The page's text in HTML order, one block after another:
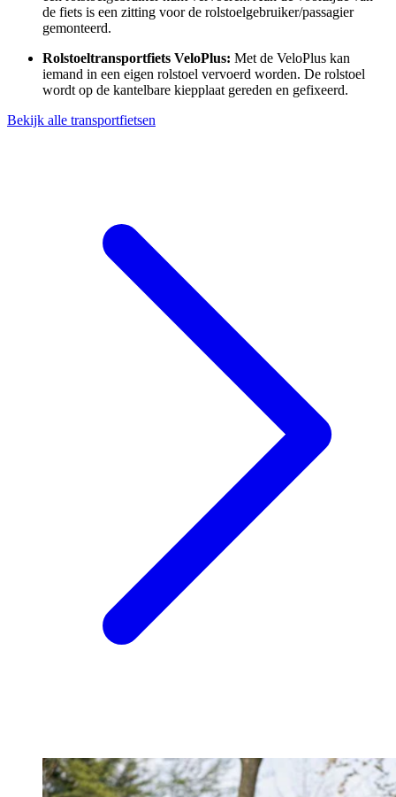
de fiets is een zitting voor de rolstoelgebruiker/passagier
gemonteerd.
Rolstoeltransportfiets VeloPlus: Met de VeloPlus kan
iemand in een eigen rolstoel vervoerd worden. De rolstoel
wordt op de kantelbare kiepplaat gereden en gefixeerd.
Bekijk alle transportfietsen